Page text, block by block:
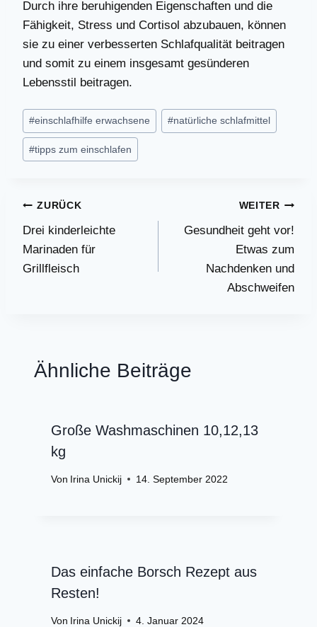
Durch ihre beruhigenden Eigenschaften und die
Fähigkeit, Stress und Cortisol abzubauen, können
sie zu einer verbesserten Schlafqualität beitragen
und somit zu einem insgesamt gesünderen
Lebensstil beitragen.
Schlagworte:
#einschlafhilfe erwachsene #natürliche schlafmittel
#tipps zum einschlafen
Beitragsnavigation
ZURÜCK
Drei kinderleichte
Marinaden für
Grillfleisch
WEITER
Gesundheit geht vor!
Etwas zum
Nachdenken und
Abschweifen
Ähnliche Beiträge
Große Washmaschinen 10,12,13
kg
Von Irina Unickij 14. September 2022
Das einfache Borsch Rezept aus
Resten!
Von Irina Unickij 4. Januar 2024